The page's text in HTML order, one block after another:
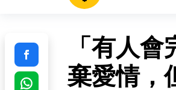
「有人
棄愛情，